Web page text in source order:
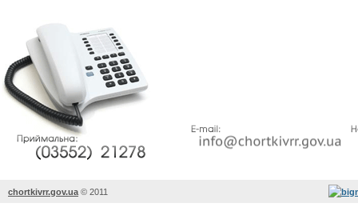
chortkivrr.gov.ua © 2011